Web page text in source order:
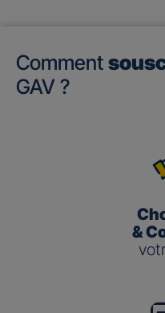
Comment
GAV ?
&